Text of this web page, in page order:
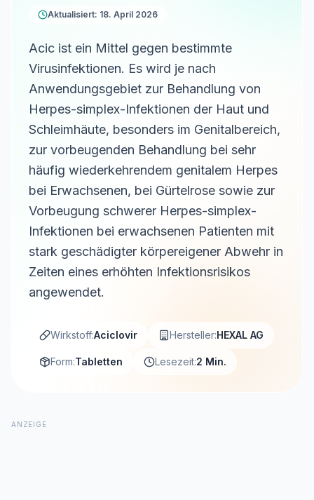
Aktualisiert: 18. April 2026
Acic ist ein Mittel gegen bestimmte
Virusinfektionen. Es wird je nach
Anwendungsgebiet zur Behandlung von
Herpes-simplex-Infektionen der Haut und
Schleimhäute, besonders im Genitalbereich,
zur vorbeugenden Behandlung bei sehr
häufig wiederkehrendem genitalem Herpes
bei Erwachsenen, bei Gürtelrose sowie zur
Vorbeugung schwerer Herpes-simplex-
Infektionen bei erwachsenen Patienten mit
stark geschädigter körpereigener Abwehr in
Zeiten eines erhöhten Infektionsrisikos
angewendet.
Wirkstoff:Aciclovir Hersteller:HEXAL AG
Form:Tabletten Lesezeit:2 Min.
ANZEIGE